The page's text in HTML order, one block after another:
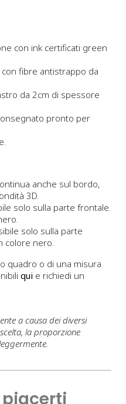
con ink certificati green
fibre antistrappo da
da 2cm di spessore
pronto per
anche sul bordo,
3D.
solo sulla parte frontale.
solo sulla parte
colore nero.
quadro o di una misura
qui e richiedi un
a causa dei diversi
la proporzione